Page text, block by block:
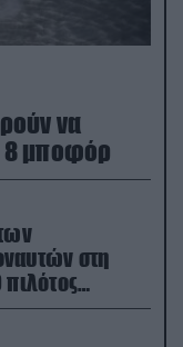
να
8 μποφόρ
στη